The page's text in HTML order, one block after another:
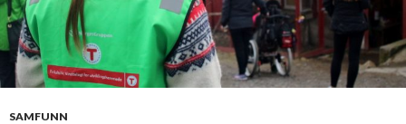
SAMFUNN